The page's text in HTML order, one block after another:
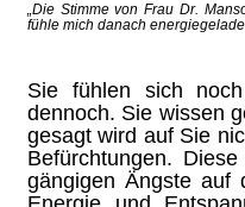
„Die Stimme von Frau Dr.
fühle mich danach
Sie fühlen sich
dennoch. Sie wissen
gesagt wird auf Sie
Befürchtungen.
gängigen Ängste auf